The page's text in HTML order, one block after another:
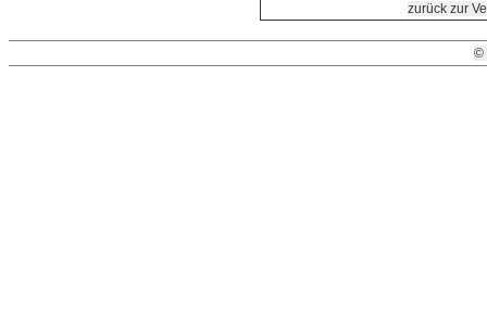
zurück zur
©